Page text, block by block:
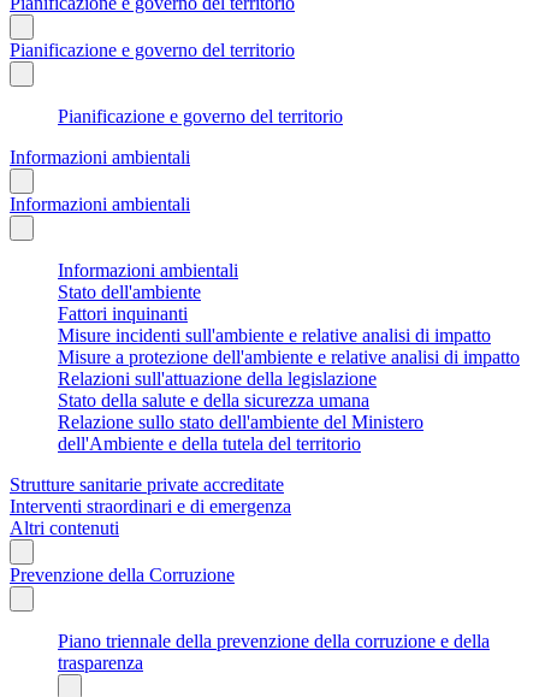
Pianificazione e governo del territorio
Pianificazione e governo del territorio
Informazioni ambientali
Informazioni ambientali
Informazioni ambientali
Stato dell'ambiente
Fattori inquinanti
Misure incidenti sull'ambiente e relative analisi di impatto
Misure a protezione dell'ambiente e relative analisi di impatto
Relazioni sull'attuazione della legislazione
Stato della salute e della sicurezza umana
Relazione sullo stato dell'ambiente del Ministero
dell'Ambiente e della tutela del territorio
Strutture sanitarie private accreditate
Interventi straordinari e di emergenza
Altri contenuti
Prevenzione della Corruzione
Piano triennale della prevenzione della corruzione e della
trasparenza